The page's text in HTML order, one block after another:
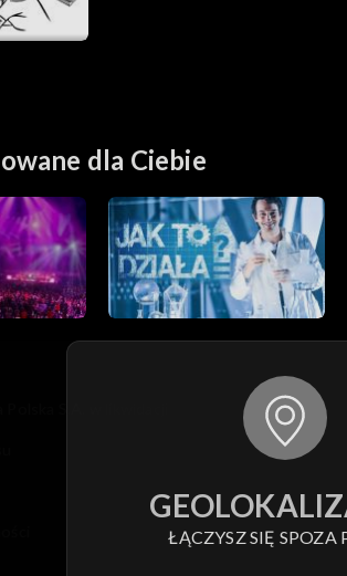
dla Ciebie
ŁĄCZYSZ SIĘ SPOZA